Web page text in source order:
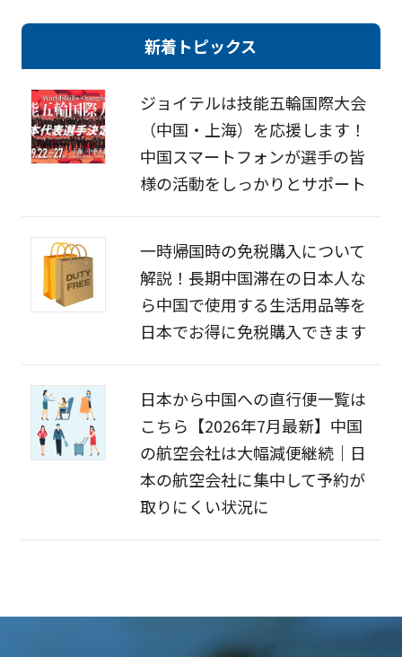
新着トピックス
ジョイテルは技能五輪国際大会
（中国・上海）を応援します！
中国スマートフォンが選手の皆
様の活動をしっかりとサポート
一時帰国時の免税購入について
解説！長期中国滞在の日本人な
ら中国で使用する生活用品等を
日本でお得に免税購入できます
日本から中国への直行便一覧は
こちら【2026年7月最新】中国
の航空会社は大幅減便継続｜日
本の航空会社に集中して予約が
取りにくい状況に